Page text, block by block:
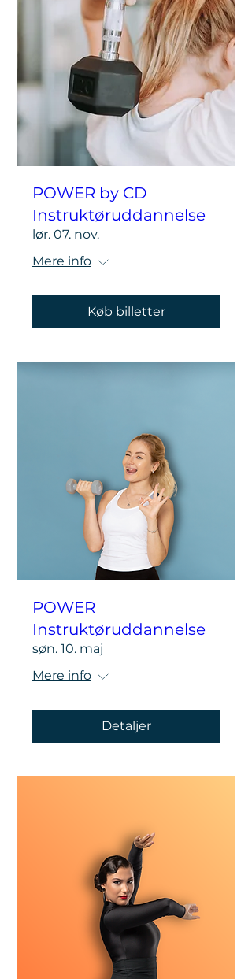
POWER by CD
Instruktøruddannelse
lør. 07. nov.
Mere info
Køb billetter
POWER
Instruktøruddannelse
søn. 10. maj
Mere info
Detaljer